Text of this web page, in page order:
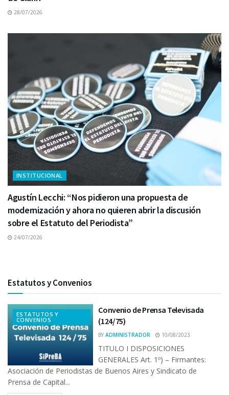
28/07/2026
INSTITUCIONAL
Agustín Lecchi: “Nos pidieron una propuesta de
modernización y ahora no quieren abrir la discusión
sobre el Estatuto del Periodista”
24/07/2026
Estatutos y Convenios
ESTATUTOS Y
CONVENIOS
Convenio de Prensa Televisada
(124/75)
BY ADMINISTRADOR 10/08/2023
TITULO I DISPOSICIONES
GENERALES Art. 1º) – Firmantes:
Asociación de Periodistas de Buenos Aires y Sindicato de
Prensa de Capital...